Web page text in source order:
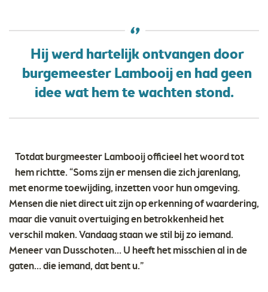
Hij werd hartelijk ontvangen door
burgemeester Lambooij en had geen
idee wat hem te wachten stond.
Totdat burgmeester Lambooij officieel het woord tot
hem richtte. “Soms zijn er mensen die zich jarenlang,
met enorme toewijding, inzetten voor hun omgeving.
Mensen die niet direct uit zijn op erkenning of waardering,
maar die vanuit overtuiging en betrokkenheid het
verschil maken. Vandaag staan we stil bij zo iemand.
Meneer van Dusschoten… U heeft het misschien al in de
gaten… die iemand, dat bent u.”